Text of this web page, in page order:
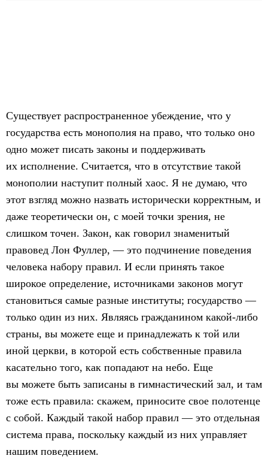
Существует распространенное убеждение, что у
государства есть монополия на право, что только оно
одно может писать законы и поддерживать
их исполнение. Считается, что в отсутствие такой
монополии наступит полный хаос. Я не думаю, что
этот взгляд можно назвать исторически корректным, и
даже теоретически он, с моей точки зрения, не
слишком точен. Закон, как говорил знаменитый
правовед Лон Фуллер, — это подчинение поведения
человека набору правил. И если принять такое
широкое определение, источниками законов могут
становиться самые разные институты; государство —
только один из них. Являясь гражданином какой-либо
страны, вы можете еще и принадлежать к той или
иной церкви, в которой есть собственные правила
касательно того, как попадают на небо. Еще
вы можете быть записаны в гимнастический зал, и там
тоже есть правила: скажем, приносите свое полотенце
с собой. Каждый такой набор правил — это отдельная
система права, поскольку каждый из них управляет
нашим поведением.